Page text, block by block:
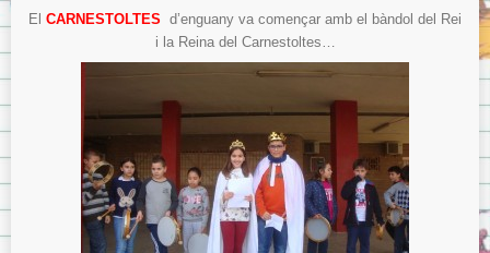
El CARNESTOLTES d’enguany va començar amb el bàndol del Rei
i la Reina del Carnestoltes…